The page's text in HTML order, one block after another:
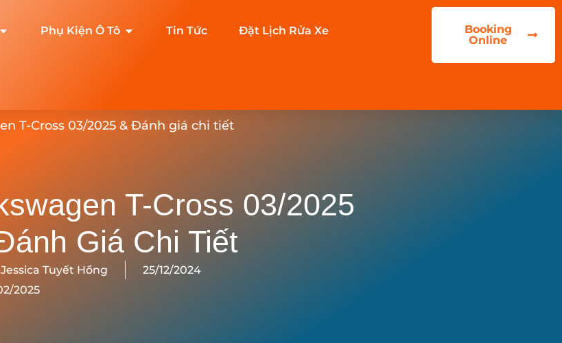
Phụ Kiện Ô Tô Tin Tức Đặt Lịch Rửa Xe
Booking
Online
T-Cross 03/2025 & Đánh giá chi tiết
T-Cross 03/2025
Giá Chi Tiết
Jessica Tuyết Hồng 25/12/2024
2025